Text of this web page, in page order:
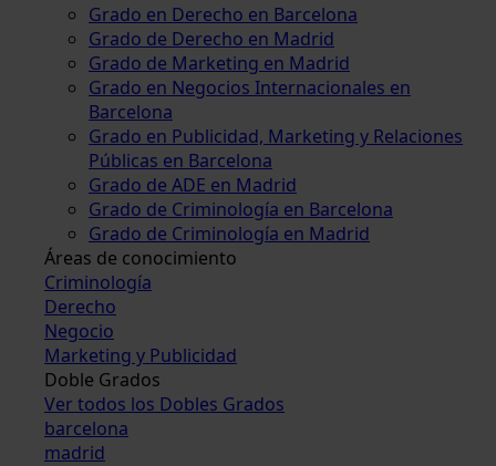
Grado en Derecho en Barcelona
Grado de Derecho en Madrid
Grado de Marketing en Madrid
Grado en Negocios Internacionales en
Barcelona
Grado en Publicidad, Marketing y Relaciones
Públicas en Barcelona
Grado de ADE en Madrid
Grado de Criminología en Barcelona
Grado de Criminología en Madrid
Áreas de conocimiento
Criminología
Derecho
Negocio
Marketing y Publicidad
Doble Grados
Ver todos los Dobles Grados
barcelona
madrid